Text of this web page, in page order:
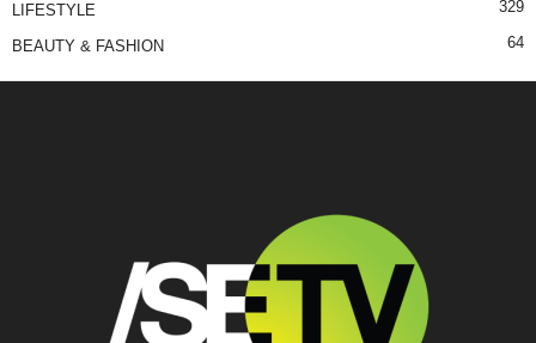
LIFESTYLE 329
BEAUTY & FASHION 64